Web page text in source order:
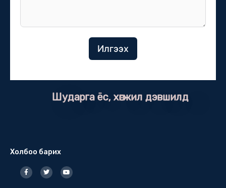
Илгээх
Шударга ёс, хөгжил дэвшилд
Холбоо барих
F
a
c
T
w
i
Y
o
u